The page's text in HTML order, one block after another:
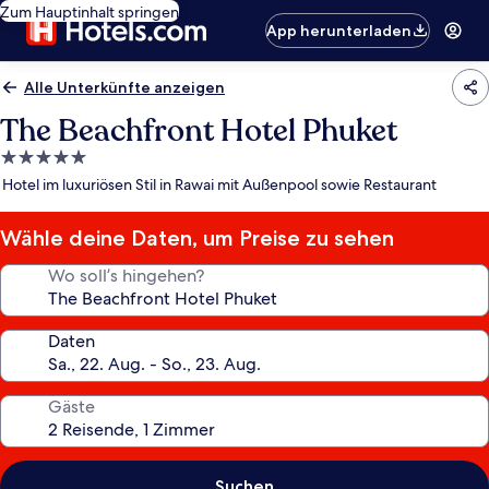
Zum Hauptinhalt springen
App herunterladen
Alle Unterkünfte anzeigen
The Beachfront Hotel Phuket
5.0-
Sterne-
Hotel im luxuriösen Stil in Rawai mit Außenpool sowie Restaurant
Wähle deine Daten, um Preise zu sehen
Wo soll’s hingehen?
Daten
Gäste